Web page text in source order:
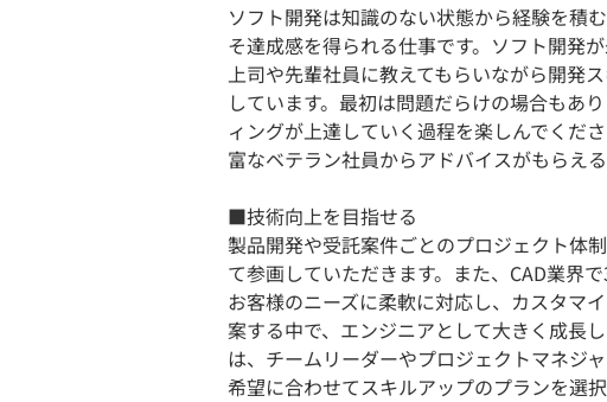
ソフト開発は知識のない状態から経験を積
そ達成感を得られる仕事です。ソフト開発
上司や先輩社員に教えてもらいながら開発
しています。最初は問題だらけの場合もあ
ィングが上達していく過程を楽しんでくだ
富なベテラン社員からアドバイスがもらえ
■技術向上を目指せる
製品開発や受託案件ごとのプロジェクト体
て参画していただきます。また、CAD業界
お客様のニーズに柔軟に対応し、カスタマ
案する中で、エンジニアとして大きく成長
は、チームリーダーやプロジェクトマネジ
希望に合わせてスキルアップのプランを選択